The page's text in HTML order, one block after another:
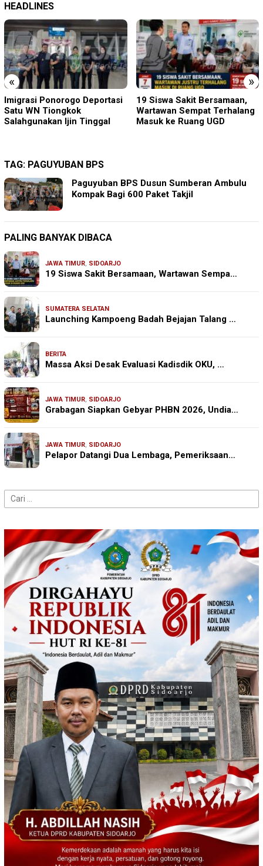
HEADLINES
« »
19 Siswa Sakit Bersamaan,
Wartawan Sempat Terhalang
Masuk ke Ruang UGD
Sambut HUT RI ke-81 di
Gunung Sanggabuana, KPU
Karawang Jaga Stamina
TAG: PAGUYUBAN BPS
Paguyuban BPS Dusun Sumberan Ambulu
Kompak Bagi 600 Paket Takjil
PALING BANYAK DIBACA
JAWA TIMUR, SIDOARJO
19 Siswa Sakit Bersamaan, Wartawan Sempa…
SUMATERA SELATAN
Launching Kampoeng Badah Bejajan Talang …
BERITA
Massa Aksi Desak Evaluasi Kadisdik OKU, …
JAWA TIMUR, SIDOARJO
Grabagan Siapkan Gebyar PHBN 2026, Undia…
JAWA TIMUR, SIDOARJO
Pelapor Datangi Dua Lembaga, Pemeriksaan…
Cari
untuk: